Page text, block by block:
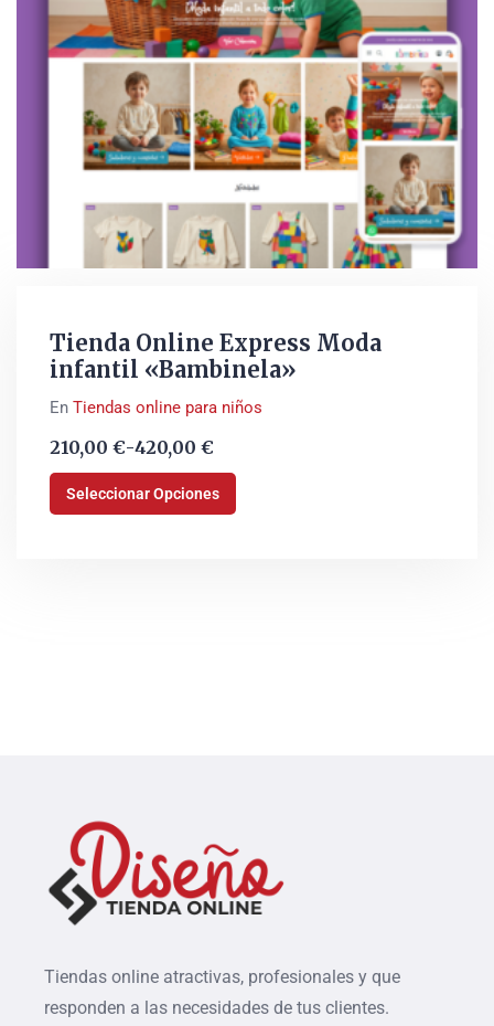
Tienda Online Express Moda
infantil «Bambinela»
En Tiendas online para niños
210,00 €-420,00 €
Seleccionar Opciones
Tiendas online atractivas, profesionales y que
responden a las necesidades de tus clientes.